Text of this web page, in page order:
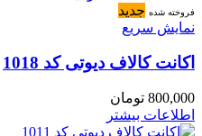
فروخته شده جدید
نمایش سریع
اکانت کالاف دیوتی کد 1018
800,000 تومان
اطلاعات بیشتر